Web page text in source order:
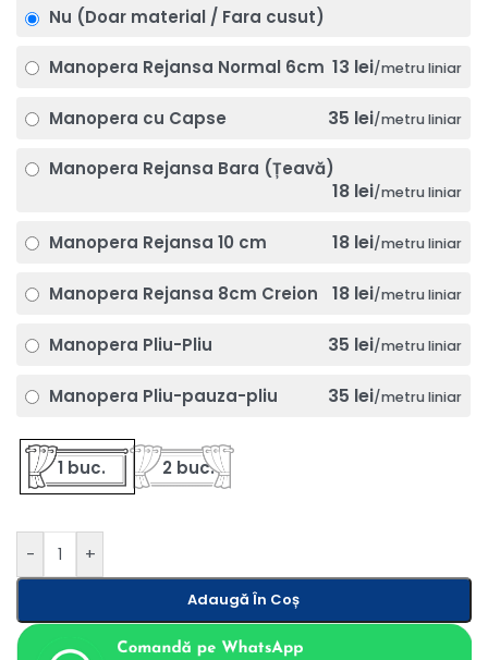
Nu (Doar material / Fara cusut)
Manopera Rejansa Normal 6cm 13 lei/metru liniar
Manopera cu Capse 35 lei/metru liniar
Manopera Rejansa Bara (Țeavă)
18 lei/metru liniar
Manopera Rejansa 10 cm 18 lei/metru liniar
Manopera Rejansa 8cm Creion 18 lei/metru liniar
Manopera Pliu-Pliu 35 lei/metru liniar
Manopera Pliu-pauza-pliu 35 lei/metru liniar
1 buc. 2 buc.
- +
Adaugă În Coș